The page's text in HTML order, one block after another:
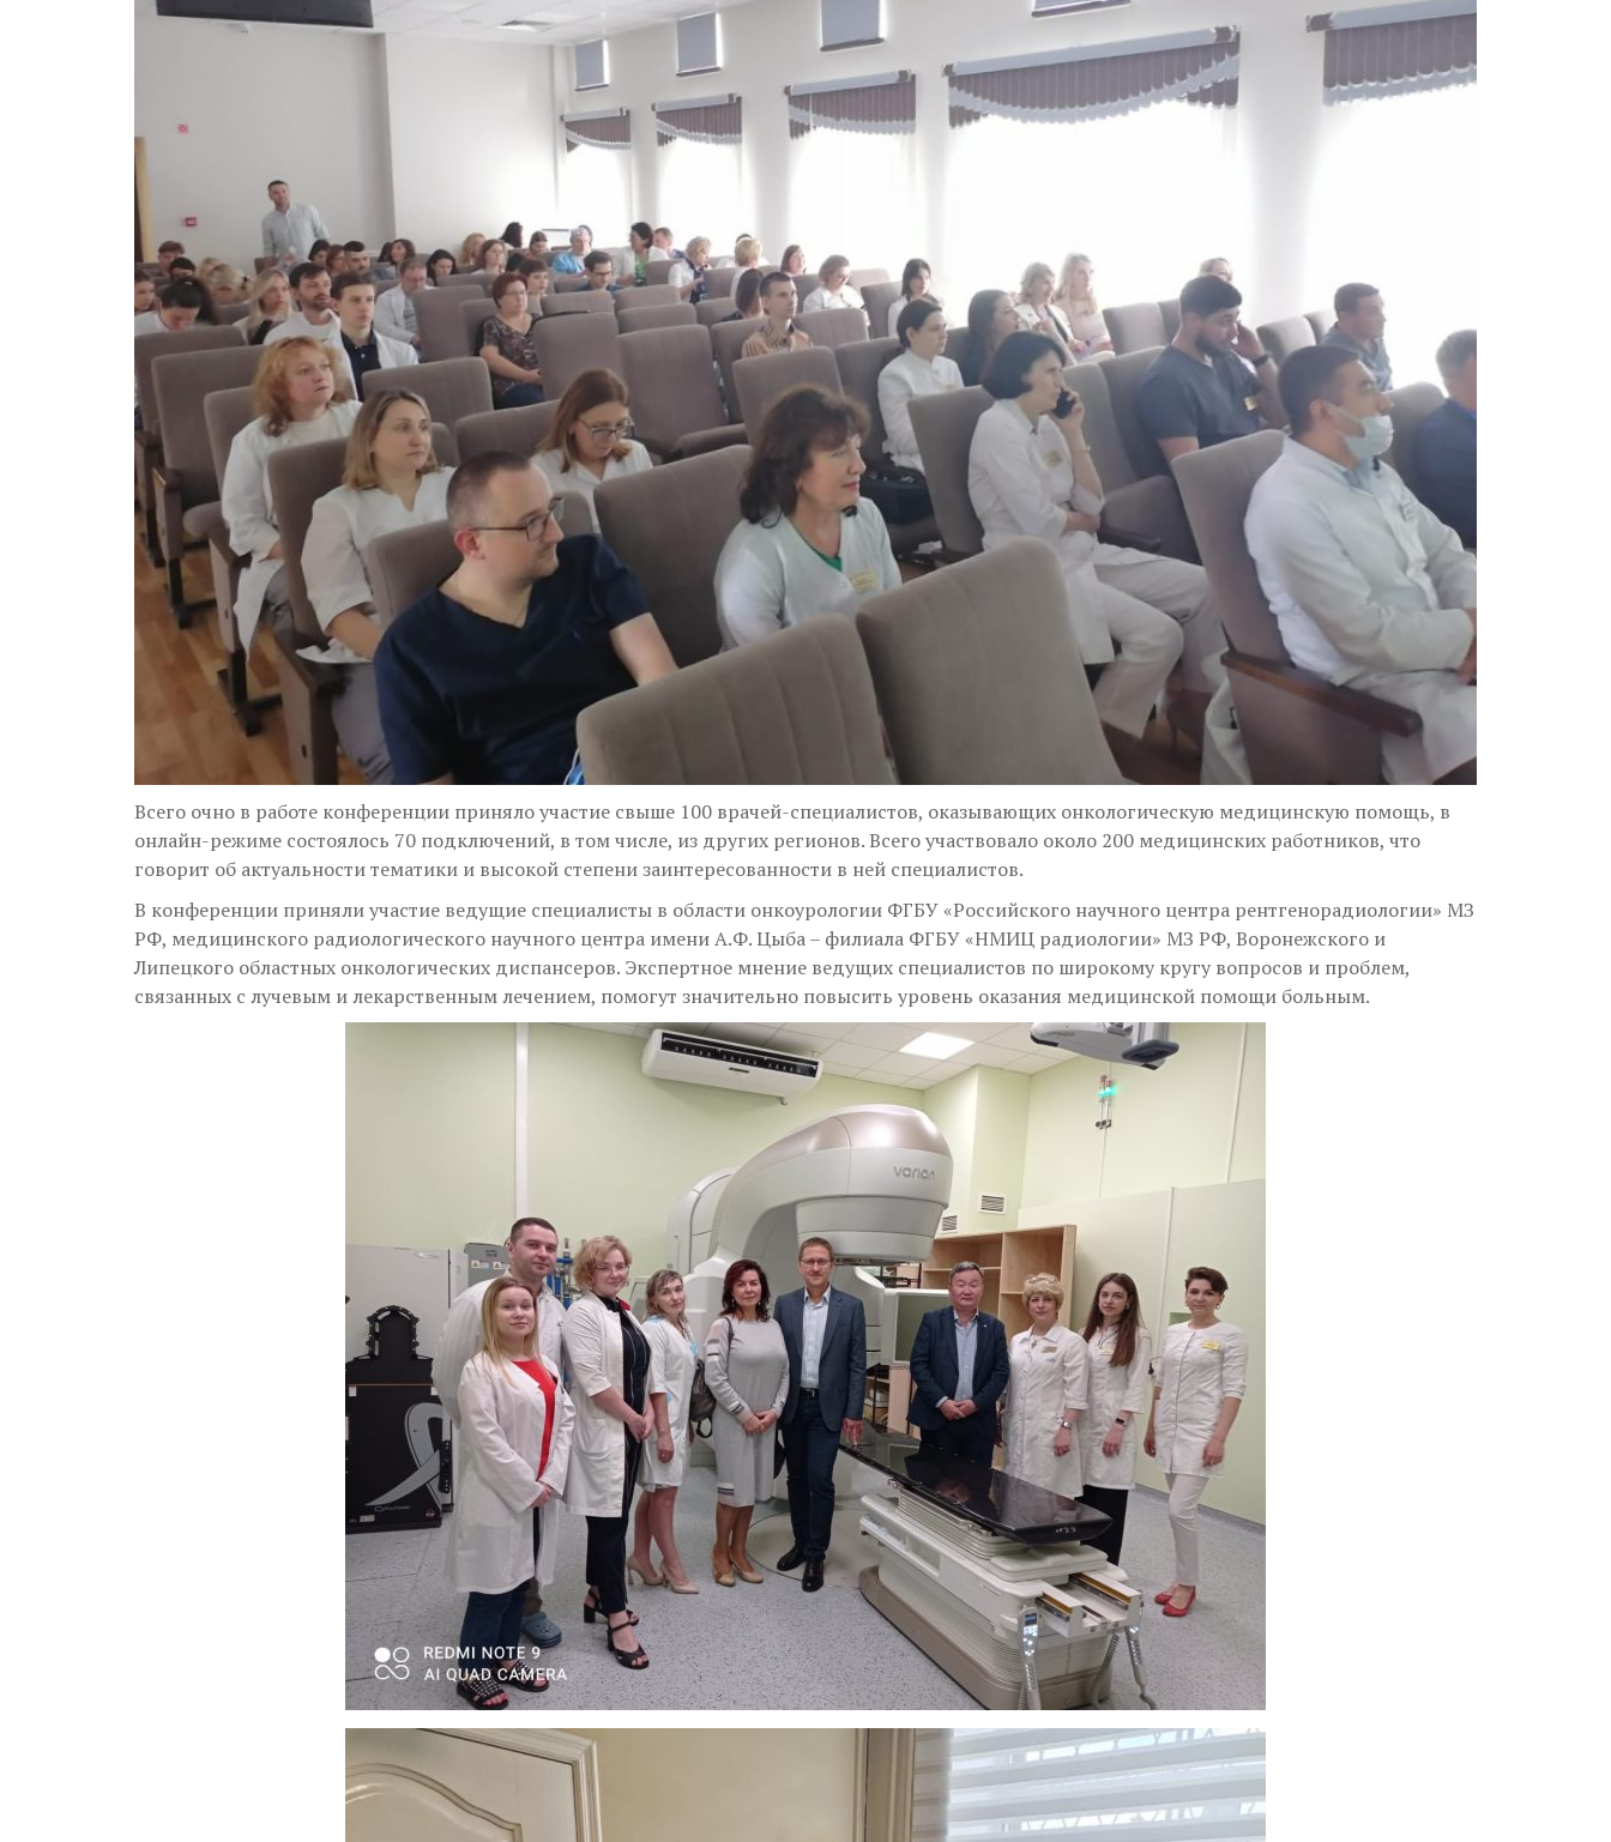
Всего очно в работе конференции приняло участие свыше 100 врачей-специалистов, оказывающих онкологическую медицинскую помощь, в
онлайн-режиме состоялось 70 подключений, в том числе, из других регионов. Всего участвовало около 200 медицинских работников, что
говорит об актуальности тематики и высокой степени заинтересованности в ней специалистов.
В конференции приняли участие ведущие специалисты в области онкоурологии ФГБУ «Российского научного центра рентгенорадиологии» МЗ
РФ, медицинского радиологического научного центра имени А.Ф. Цыба – филиала ФГБУ «НМИЦ радиологии» МЗ РФ, Воронежского и
Липецкого областных онкологических диспансеров. Экспертное мнение ведущих специалистов по широкому кругу вопросов и проблем,
связанных с лучевым и лекарственным лечением, помогут значительно повысить уровень оказания медицинской помощи больным.